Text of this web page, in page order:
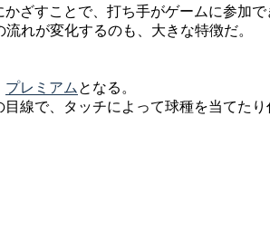
ざすことで、打ち手がゲームに参加で
れが変化するのも、大きな特徴だ。
プレミアム となる。
線で、タッチによって球種を当てた